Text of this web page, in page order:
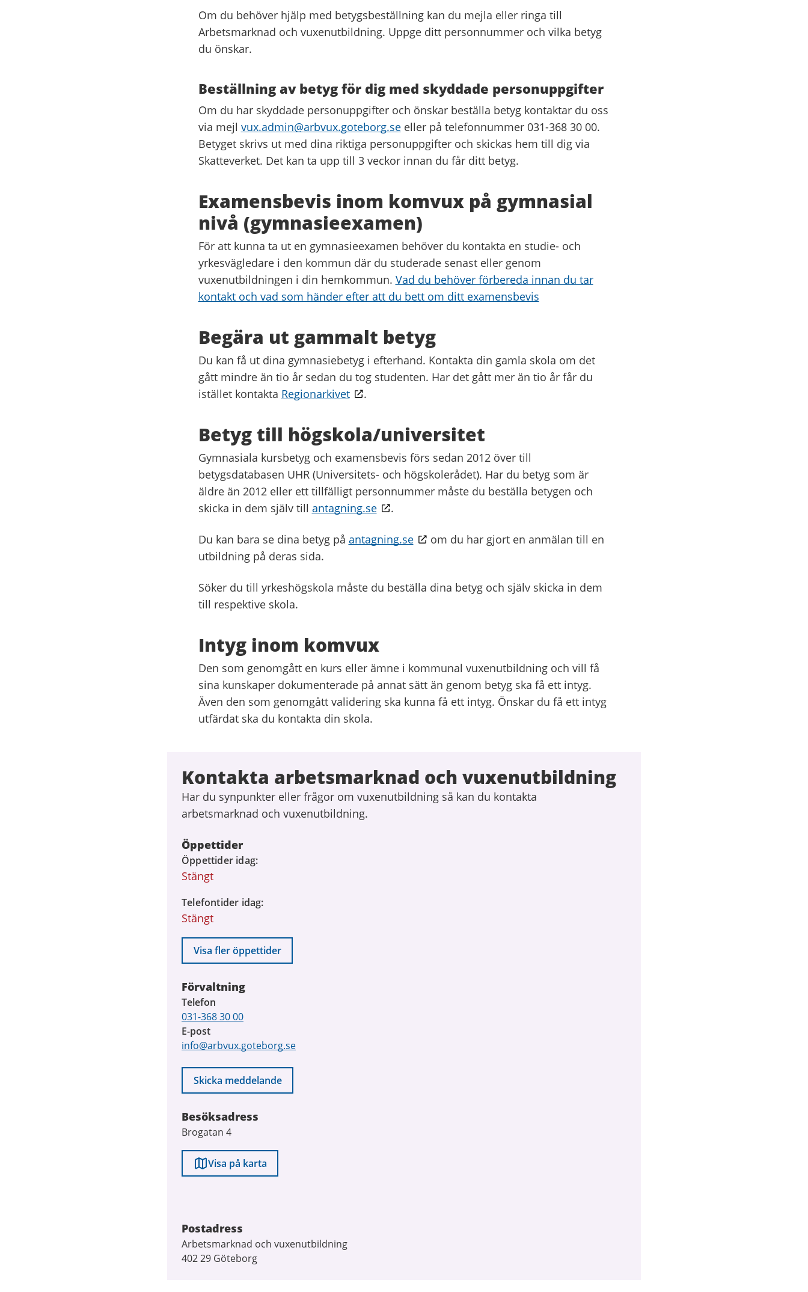
Om du behöver hjälp med betygsbeställning kan du mejla eller ringa till
Arbetsmarknad och vuxenutbildning. Uppge ditt personnummer och vilka betyg
du önskar.
Beställning av betyg för dig med skyddade personuppgifter
Om du har skyddade personuppgifter och önskar beställa betyg kontaktar du oss
via mejl vux.admin@arbvux.goteborg.seeller på telefonnummer 031-368 30 00.
Betyget skrivs ut med dina riktiga personuppgifter och skickas hem till dig via
Skatteverket. Det kan ta upp till 3 veckor innan du får ditt betyg.
Examensbevis inom komvux på gymnasial
nivå (gymnasieexamen)
För att kunna ta ut en gymnasieexamen behöver du kontakta en studie- och
yrkesvägledare i den kommun där du studerade senast eller genom
vuxenutbildningen i din hemkommun. Vad du behöver förbereda innan du tar
kontakt och vad som händer efter att du bett om ditt examensbevis
Begära ut gammalt betyg
Du kan få ut dina gymnasiebetyg i efterhand. Kontakta din gamla skola om det
gått mindre än tio år sedan du tog studenten. Har det gått mer än tio år får du
istället kontakta Regionarkivet .
Betyg till högskola/universitet
Gymnasiala kursbetyg och examensbevis förs sedan 2012 över till
betygsdatabasen UHR (Universitets- och högskolerådet). Har du betyg som är
äldre än 2012 eller ett tillfälligt personnummer måste du beställa betygen och
skicka in dem själv till antagning.se .
Du kan bara se dina betyg på antagning.se
om du har gjort en anmälan till en
utbildning på deras sida.
Söker du till yrkeshögskola måste du beställa dina betyg och själv skicka in dem
till respektive skola.
Intyg inom komvux
Den som genomgått en kurs eller ämne i kommunal vuxenutbildning och vill få
sina kunskaper dokumenterade på annat sätt än genom betyg ska få ett intyg.
Även den som genomgått validering ska kunna få ett intyg. Önskar du få ett intyg
utfärdat ska du kontakta din skola.
Kontakta arbetsmarknad och vuxenutbildning
Har du synpunkter eller frågor om vuxenutbildning så kan du kontakta
arbetsmarknad och vuxenutbildning.
Öppettider
Öppettider idag
Stängt
Telefontider idag
Stängt
Visa fler öppettider
Förvaltning
Telefon
031-368 30 00
E-post
info@arbvux.goteborg.se
Skicka meddelande
Besöksadress
Brogatan 4
Visa på karta
Postadress
Arbetsmarknad och vuxenutbildning
402 29 Göteborg